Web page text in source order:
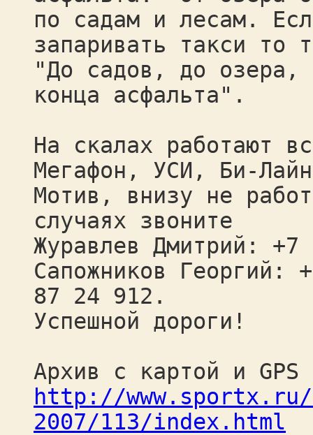
по садам и лесам.
запаривать такси то
"До садов, до озера,
конца асфальта".
На скалах работают
Мегафон, УСИ, Би-
Мотив, внизу не
случаях звоните
Журавлев Дмитрий:
Сапожников
87 24 912.
Успешной дороги!
Архив с картой и
http://www.sportx.ru/
2007/113/index.html